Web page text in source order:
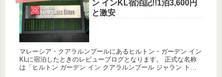
ン インKL宿泊記!!1泊3,600円
と激安
マレーシア・クアラルンプールにあるヒルトン・ガーデン イン
KLに宿泊したときのレビューブログとなります。 正式な名称
は「ヒルトン ガーデン イン クアラルンプール ジャラン トゥ